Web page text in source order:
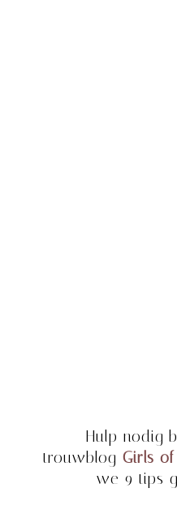
Hulp nodig
trouwblog Girls
we 9 tips